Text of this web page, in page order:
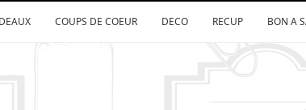
COUPS DE COEUR DECO RECUP BON A